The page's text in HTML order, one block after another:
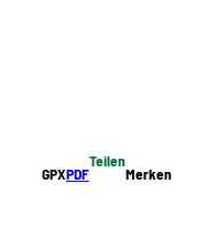
GPXPDF
Teilen
Merken